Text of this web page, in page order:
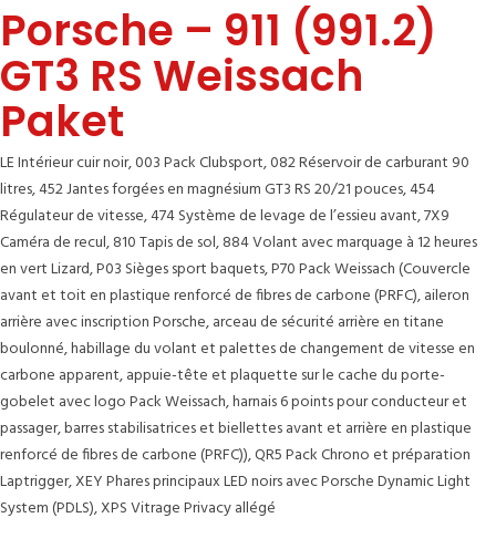
Porsche – 911 (991.2)
GT3 RS Weissach
Paket
LE Intérieur cuir noir, 003 Pack Clubsport, 082 Réservoir de carburant 90
litres, 452 Jantes forgées en magnésium GT3 RS 20/21 pouces, 454
Régulateur de vitesse, 474 Système de levage de l’essieu avant, 7X9
Caméra de recul, 810 Tapis de sol, 884 Volant avec marquage à 12 heures
en vert Lizard, P03 Sièges sport baquets, P70 Pack Weissach (Couvercle
avant et toit en plastique renforcé de fibres de carbone (PRFC), aileron
arrière avec inscription Porsche, arceau de sécurité arrière en titane
boulonné, habillage du volant et palettes de changement de vitesse en
carbone apparent, appuie-tête et plaquette sur le cache du porte-
gobelet avec logo Pack Weissach, harnais 6 points pour conducteur et
passager, barres stabilisatrices et biellettes avant et arrière en plastique
renforcé de fibres de carbone (PRFC)), QR5 Pack Chrono et préparation
Laptrigger, XEY Phares principaux LED noirs avec Porsche Dynamic Light
System (PDLS), XPS Vitrage Privacy allégé